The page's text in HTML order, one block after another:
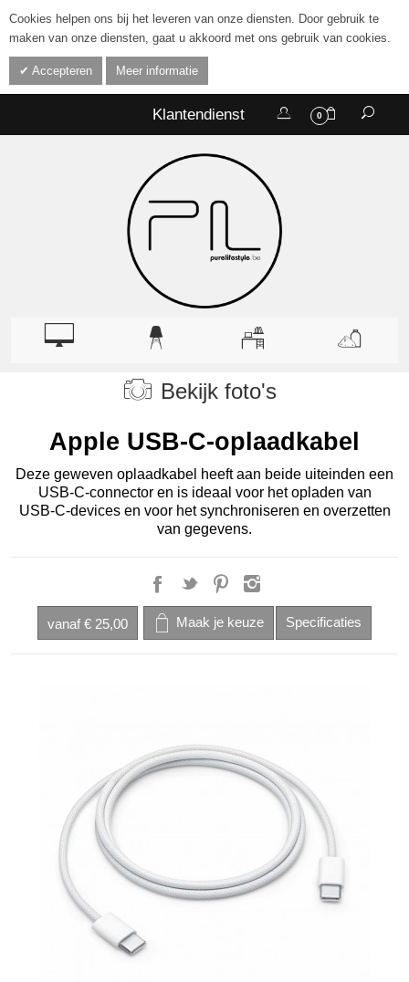
Cookies helpen ons bij het leveren van onze diensten. Door gebruik te
maken van onze diensten, gaat u akkoord met ons gebruik van cookies.
Accepteren Meer informatie
0
Klantendienst
Bekijk foto's
Apple USB-C-oplaadkabel
Deze geweven oplaadkabel heeft aan beide uiteinden een
USB‑C-connector en is ideaal voor het opladen van
USB‑C-devices en voor het synchroniseren en overzetten
van gegevens.
vanaf € 25,00